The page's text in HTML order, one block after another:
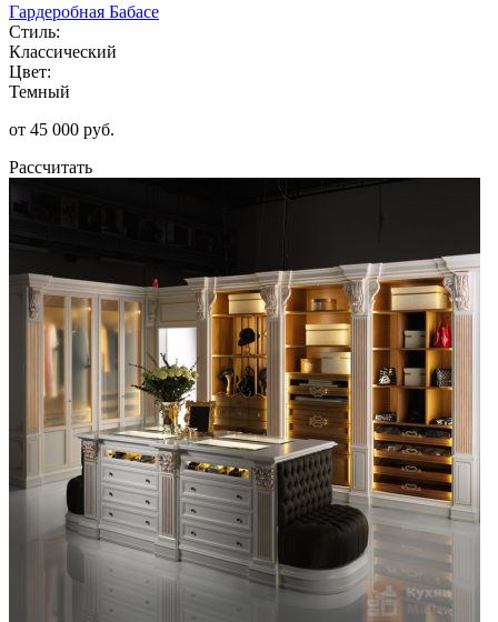
Гардеробная Бабасе
Стиль:
Классический
Цвет:
Темный
от 45 000 руб.
Рассчитать